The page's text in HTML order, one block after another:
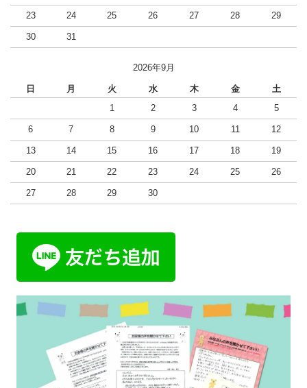
23 24 25 26 27 28 29
30 31
2026年9月
日 月 火 水 木 金
土
1
2 3 4 5
6 7 8 9 10 11 12
13 14 15 16 17 18 19
20 21 22 23 24 25 26
27 28 29 30